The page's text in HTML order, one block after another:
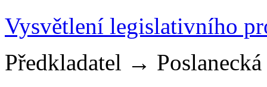
Vysvětlení legislativního
Předkladatel →